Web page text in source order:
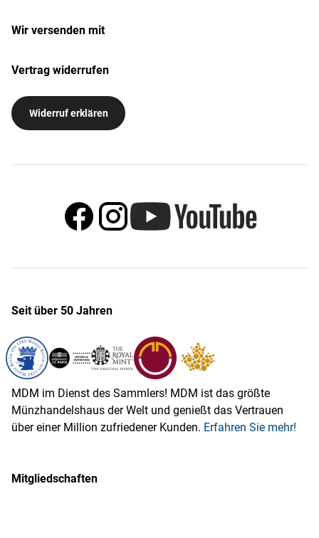
Wir versenden mit
Vertrag widerrufen
Widerruf erklären
Seit über 50 Jahren
MDM im Dienst des Sammlers! MDM ist das größte
Münzhandelshaus der Welt und genießt das Vertrauen
über einer Million zufriedener Kunden. Erfahren Sie mehr!
Mitgliedschaften